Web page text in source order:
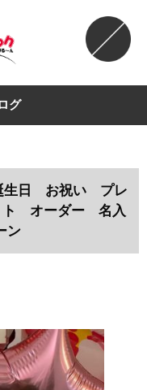
グ
日 お祝い プレ
ト オーダー 名入
ン